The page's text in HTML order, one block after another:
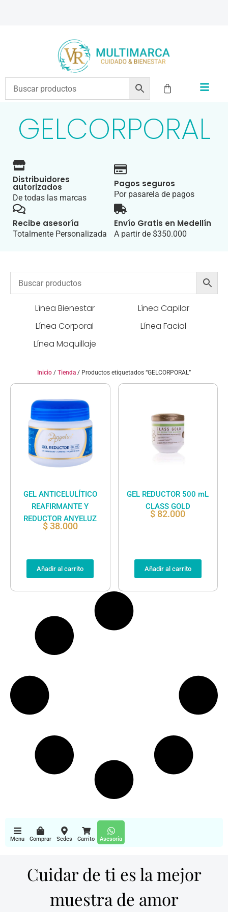
GELCORPORAL
Distribuidores
autorizados
De todas las marcas
Pagos seguros
Por pasarela de pagos
Recibe asesoría
Totalmente Personalizada
Envío Gratis en Medellín
A partir de $350.000
Línea Bienestar
Línea Capilar
Línea Corporal
Línea Facial
Línea Maquillaje
Inicio / Tienda / Productos etiquetados “GELCORPORAL”
GEL ANTICELULÍTICO
REAFIRMANTE Y
REDUCTOR ANYELUZ
$38.000
Añadir al carrito
GEL REDUCTOR 500 mL
CLASS GOLD
$ 82.000
Añadir al carrito
Menu Comprar Sedes Carrito Asesoría
Cuidar de ti es la mejor
muestra de amor